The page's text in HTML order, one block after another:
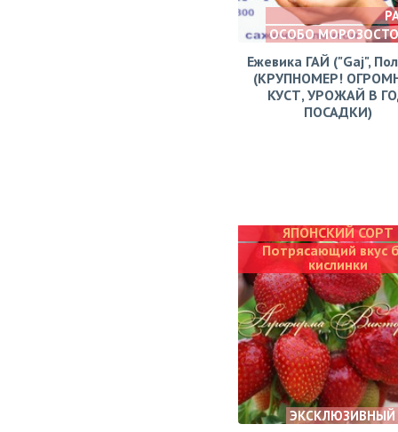
ОСОБО
Ежевика ГАЙ ("Gaj",
(КРУПНОМЕР!
КУСТ, УРОЖАЙ В
ПОСАДКИ)
ЯПОНСКИЙ СОРТ
Потрясающий вкус
кислинки
ЭКСКЛЮЗИВНЫЙ